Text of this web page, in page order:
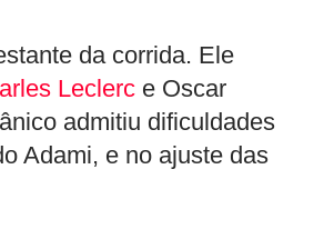
da corrida. Ele
Leclerc e Oscar
admitiu dificuldades
Adami, e no ajuste das